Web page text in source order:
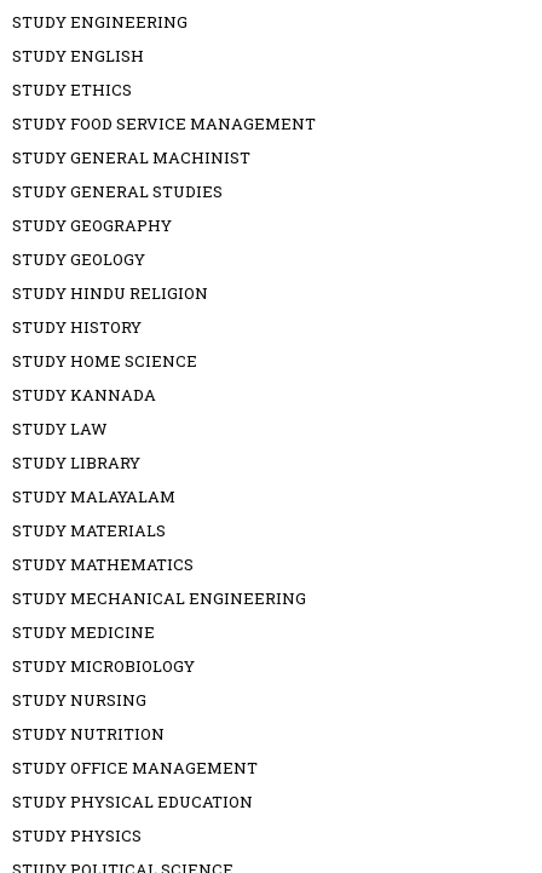
STUDY ENGINEERING
STUDY ENGLISH
STUDY ETHICS
STUDY FOOD SERVICE MANAGEMENT
STUDY GENERAL MACHINIST
STUDY GENERAL STUDIES
STUDY GEOGRAPHY
STUDY GEOLOGY
STUDY HINDU RELIGION
STUDY HISTORY
STUDY HOME SCIENCE
STUDY KANNADA
STUDY LAW
STUDY LIBRARY
STUDY MALAYALAM
STUDY MATERIALS
STUDY MATHEMATICS
STUDY MECHANICAL ENGINEERING
STUDY MEDICINE
STUDY MICROBIOLOGY
STUDY NURSING
STUDY NUTRITION
STUDY OFFICE MANAGEMENT
STUDY PHYSICAL EDUCATION
STUDY PHYSICS